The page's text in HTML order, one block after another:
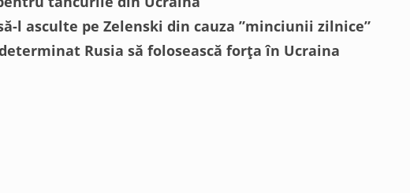
l asculte pe Zelenski din cauza ”minciunii zilnice”
Rusia să folosească forța în Ucraina